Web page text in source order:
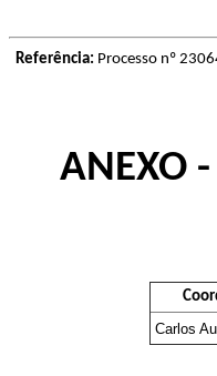
Referência: Processo nº
ANEXO -
Carlos